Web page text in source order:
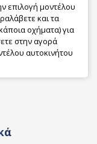
επιλογή μοντέλου
και τα
οχήματα) για
στην αγορά
αυτοκινήτου